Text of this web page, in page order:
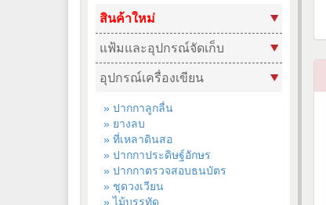
สินค้าใหม่
แฟ้มและอุปกรณ์จัดเก็บ
อุปกรณ์เครื่องเขียน
» ปากกาลูกลื่น
» ยางลบ
» ที่เหลาดินสอ
» ปากกาประดิษฐ์อักษร
» ปากกาตรวจสอบธนบัตร
» ชุดวงเวียน
» ไม้บรรทัด